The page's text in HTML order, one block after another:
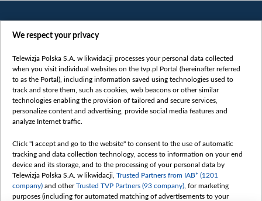
Категорії
Новини
Докладно
Погляд
Цікаво
Slawa.tv
We respect your privacy
Telewizja Polska S.A. w likwidacji processes your personal data collected
when you visit individual websites on the tvp.pl Portal (hereinafter referred
to as the Portal), including information saved using technologies used to
track and store them, such as cookies, web beacons or other similar
technologies enabling the provision of tailored and secure services,
personalize content and advertising, provide social media features and
analyze Internet traffic.
Click "I accept and go to the website" to consent to the use of automatic
tracking and data collection technology, access to information on your end
device and its storage, and to the processing of your personal data by
Telewizja Polska S.A. w likwidacji, Trusted Partners from IAB* (1201
company) and otherTrusted TVP Partners (93 company) , for marketing
purposes (including for automated matching of advertisements to your